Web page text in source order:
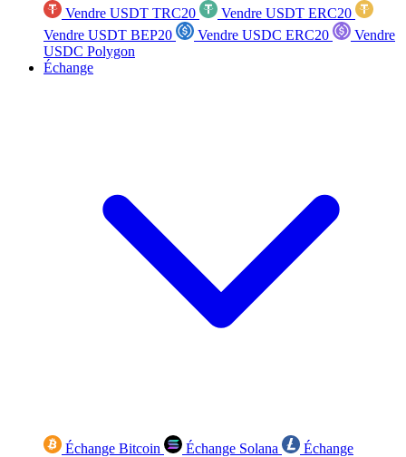
Vendre USDT TRC20
Vendre USDT ERC20
Vendre USDT BEP20
Vendre USDC ERC20
Vendre
USDC Polygon
Échange
Échange Bitcoin Échange Solana
Échange